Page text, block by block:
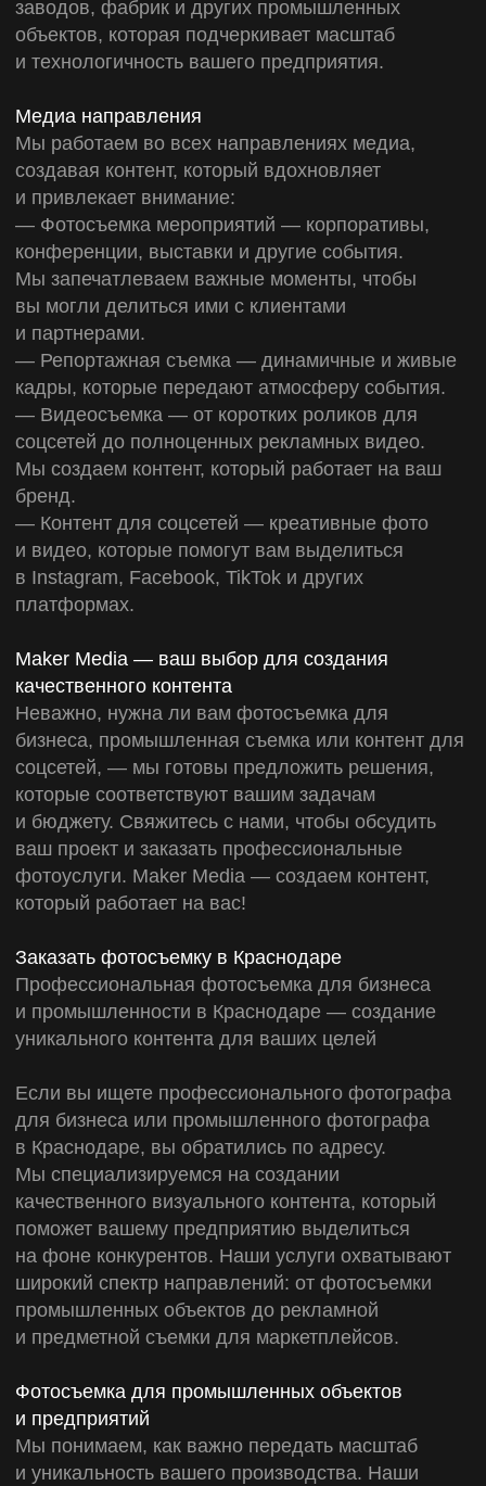
и бюджету. Свяжитесь с нами, чтобы обсудить
детали и заказать профессиональную
фотосъемку в Краснодаре!
Оставьте свои контакты, мы свяжемся
с вами в ближайшее время
ПРИШЛО
ВРЕМЯ
СОЗДАТЬ
КОНТЕНТ
ДЛЯ
БИЗНЕСА
конфиденциальности
+7
Обсудить проект
Услуги
Видеопродакшен
Создание презентаций
Аудиореклама
Разработка сайтов
Ведение маркетплейсов
+7 967 300-20-10
INFO@MAKERMEDIA.RU